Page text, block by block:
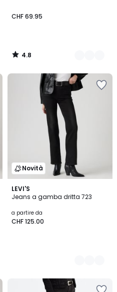
CHF 69.95
4.8
/
Novità
LEVI'S
Jeans a gamba dritta 723
a partire da
CHF 125.00
3
Colori